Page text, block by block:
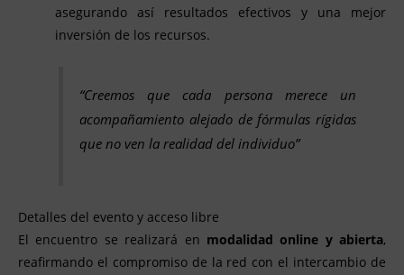
asegurando así resultados efectivos y una mejor
inversión de los recursos.
“Creemos que cada persona merece un
acompañamiento alejado de fórmulas rígidas
que no ven la realidad del individuo”
Detalles del evento y acceso libre
El encuentro se realizará en modalidad online y abierta,
reafirmando el compromiso de la red con el intercambio de